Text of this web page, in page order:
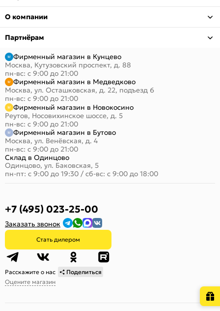
О компании
Партнёрам
Фирменный магазин в Кунцево
Москва, Кутузовский проспект, д. 88
пн-вс: с 9:00 до 21:00
Фирменный магазин в Медведково
Москва, ул. Осташковская, д. 22, подъезд 6
пн-вс: с 9:00 до 21:00
Фирменный магазин в Новокосино
Реутов, Носовихинское шоссе, д. 5
пн-вс: с 9:00 до 21:00
Фирменный магазин в Бутово
Москва, ул. Венёвская, д. 4
пн-вс: с 9:00 до 21:00
Склад в Одинцово
Одинцово, ул. Баковская, 5
пн-пт: с 9:00 до 19:30 / сб-вс: с 9:00 до 18:00
+7 (495) 023-25-00
Заказать звонок
Стать дилером
Расскажите о нас
Поделиться
Оцените магазин